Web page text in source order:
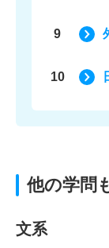
9
10
他の学問
文系